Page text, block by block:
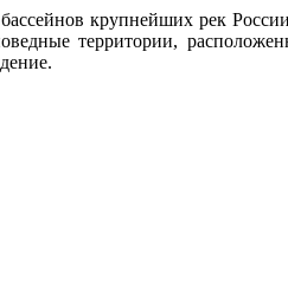
крупнейших рек
территории,